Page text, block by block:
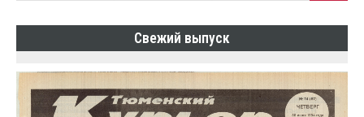
Свежий выпуск